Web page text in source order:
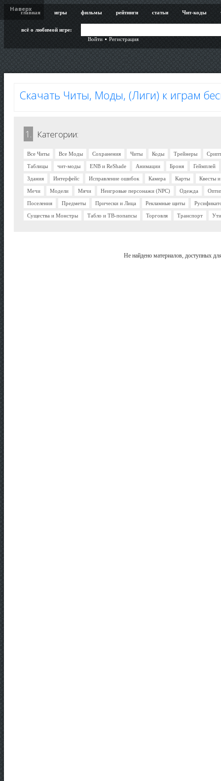
главная игры фильмы рейтинги статьи Чит-коды
всё о любимой игре:
Войти
Регистрация
Скачать Читы, Моды, (Лиги) к играм
1. Категории:
Все Читы Все Моды Сохранения Читы Коды Трейнеры
Таблицы чит-моды ENB и ReShade Анимации Броня Геймплей
Здания Интерфейс Исправление ошибок Камера Карты Квесты
Мечи Модели Мячи Неигровые персонажи (NPC) Одежда
Поселения Предметы Прически и Лица Рекламные щиты
Существа и Монстры Табло и ТВ-попапсы Торговля Транспорт
Не найдено материалов, доступных
Наверх